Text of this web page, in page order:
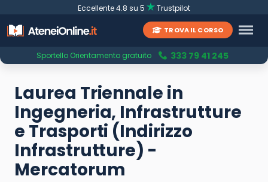
Eccellente 4.8 su 5 Trustpilot
TROVA IL CORSO
Sportello Orientamento gratuito 333 79 41 245
Laurea Triennale in
Ingegneria, Infrastrutture
e Trasporti (Indirizzo
Infrastrutture) -
Mercatorum